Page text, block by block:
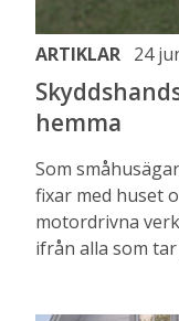
ARTIKLAR 24
hemma
Som
fixar med huset
motordrivna
ifrån alla som